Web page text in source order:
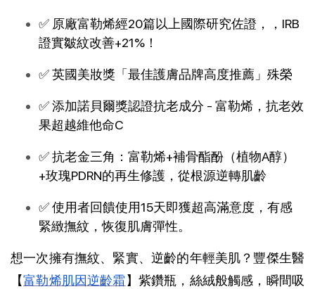
✅ 原廠富勒烯經20篇以上國際研究佐證，，IRB
證實皺紋改善+21%！
✅ 英國美妝獎「最佳護膚品牌高度推薦」殊榮
✅ 添加諾貝爾獎認證抗老成分 - 富勒烯，抗老效
果超越維他命C
✅ 抗老金三角：富勒烯+補骨酯酚（植物A醇）
+玫瑰PDRN的再生修護，從根源逆轉肌齡
✅ 使用者回饋使用15天即獲超高滿意度，有感
緊緻撫紋，恢復肌膚彈性。
想一次擁有撫紋、緊實、逆齡的年輕美肌？豐傑生醫
【富勒烯肌因逆齡霜 】紫鑽瓶，絲絨般觸感，瞬間吸